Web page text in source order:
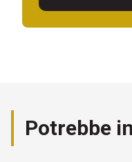
Potrebbe